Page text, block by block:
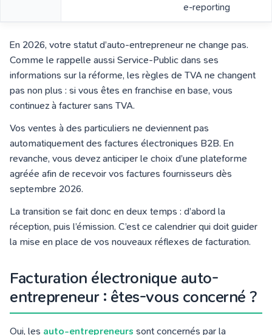
e-reporting
En 2026, votre statut d’auto-entrepreneur ne change pas.
Comme le rappelle aussi Service-Public dans ses
informations sur la réforme, les règles de TVA ne changent
pas non plus : si vous êtes en franchise en base, vous
continuez à facturer sans TVA.
Vos ventes à des particuliers ne deviennent pas
automatiquement des factures électroniques B2B. En
revanche, vous devez anticiper le choix d’une plateforme
agréée afin de recevoir vos factures fournisseurs dès
septembre 2026.
La transition se fait donc en deux temps : d’abord la
réception, puis l’émission. C’est ce calendrier qui doit guider
la mise en place de vos nouveaux réflexes de facturation.
Facturation électronique auto-
entrepreneur : êtes-vous concerné ?
Oui, les auto-entrepreneurs sont concernés par la